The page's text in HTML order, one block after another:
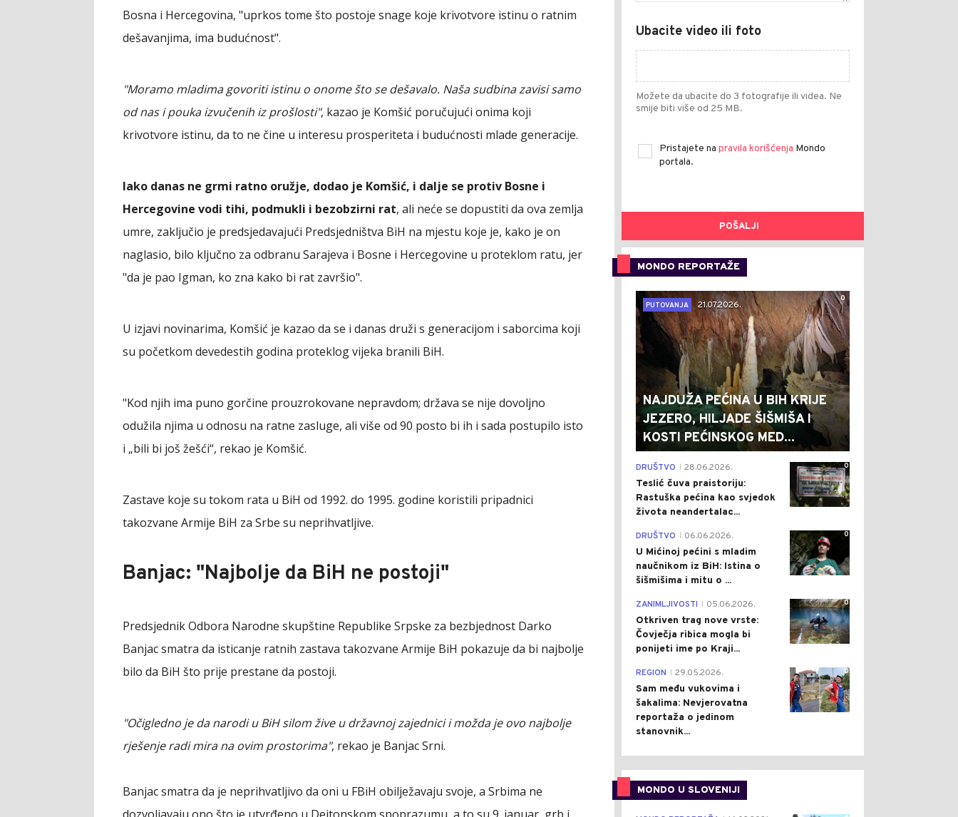
Bosna i Hercegovina, "uprkos tome što postoje snage koje krivotvore istinu o ratnim
dešavanjima, ima budućnost".
"Moramo mladima govoriti istinu o onome što se dešavalo. Naša sudbina zavisi samo
od nas i pouka izvučenih iz prošlosti", kazao je Komšić poručujući onima koji
krivotvore istinu, da to ne čine u interesu prosperiteta i budućnosti mlade generacije.
Iako danas ne grmi ratno oružje, dodao je Komšić, i dalje se protiv Bosne i
Hercegovine vodi tihi, podmukli i bezobzirni rat, ali neće se dopustiti da ova zemlja
umre, zaključio je predsjedavajući Predsjedništva BiH na mjestu koje je, kako je on
naglasio, bilo ključno za odbranu Sarajeva i Bosne i Hercegovine u proteklom ratu, jer
"da je pao Igman, ko zna kako bi rat završio".
U izjavi novinarima, Komšić je kazao da se i danas druži s generacijom i saborcima koji
su početkom devedestih godina proteklog vijeka branili BiH.
"Kod njih ima puno gorčine prouzrokovane nepravdom; država se nije dovoljno
odužila njima u odnosu na ratne zasluge, ali više od 90 posto bi ih i sada postupilo isto
i „bili bi još žešći“, rekao je Komšić.
Zastave koje su tokom rata u BiH od 1992. do 1995. godine koristili pripadnici
takozvane Armije BiH za Srbe su neprihvatljive.
Banjac: "Najbolje da BiH ne postoji"
Predsjednik Odbora Narodne skupštine Republike Srpske za bezbjednost Darko
Banjac smatra da isticanje ratnih zastava takozvane Armije BiH pokazuje da bi najbolje
bilo da BiH što prije prestane da postoji.
"Očigledno je da narodi u BiH silom žive u državnoj zajednici i možda je ovo najbolje
rješenje radi mira na ovim prostorima", rekao je Banjac Srni.
Banjac smatra da je neprihvatljivo da oni u FBiH obilježavaju svoje, a Srbima ne
Ubacite video ili foto
Možete da ubacite do 3 fotografije ili videa. Ne
smije biti više od 25 MB.
Pristajete na pravila korišćenja Mondo
portala.
POŠALJI
MONDO REPORTAŽE
0
PUTOVANJA
21.07.2026.
NAJDUŽA PEĆINA U BIH KRIJE
JEZERO, HILJADE ŠIŠMIŠA I
KOSTI PEĆINSKOG MED...
0
DRUŠTVO 28.06.2026.
Teslić čuva praistoriju:
Rastuška pećina kao svjedok
života neandertalac...
0
DRUŠTVO 06.06.2026.
U Mićinoj pećini s mladim
naučnikom iz BiH: Istina o
šišmišima i mitu o ...
0
ZANIMLJIVOSTI 05.06.2026.
Otkriven trag nove vrste:
Čovječja ribica mogla bi
ponijeti ime po Kraji...
0
REGION 29.05.2026.
Sam među vukovima i
šakalima: Nevjerovatna
reportaža o jedinom
stanovnik...
MONDO U SLOVENIJI